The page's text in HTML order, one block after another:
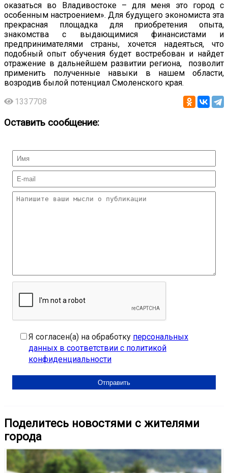
оказаться во Владивостоке – для меня это город с
особенным настроением». Для будущего экономиста эта
прекрасная площадка для приобретения опыта,
знакомства с выдающимися финансистами и
предпринимателями страны, хочется надеяться, что
подобный опыт обучения будет востребован и найдет
отражение в дальнейшем развитии региона, позволит
применить полученные навыки в нашем области,
возродив былой потенциал Смоленского края.
1337708
Оставить сообщение:
Я согласен(а) на обработку персональных
данных в соответствии с политикой
конфиденциальности
Поделитесь новостями с жителями
города